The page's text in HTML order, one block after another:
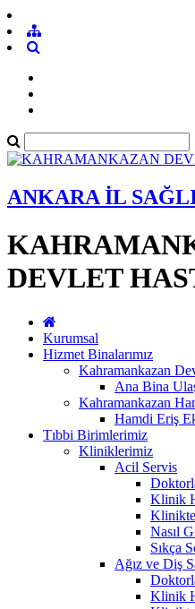
ANKARA İL
DEVLET
Kurumsal
Hizmet Binalarımız
Kahramankazan
Ana Bina
Kahramankazan
Hamdi Eriş
Tıbbi Birimlerimiz
Kliniklerimiz
Acil Servis
Klinik
Nasıl
Sıkça
Ağız ve Diş
Klinik